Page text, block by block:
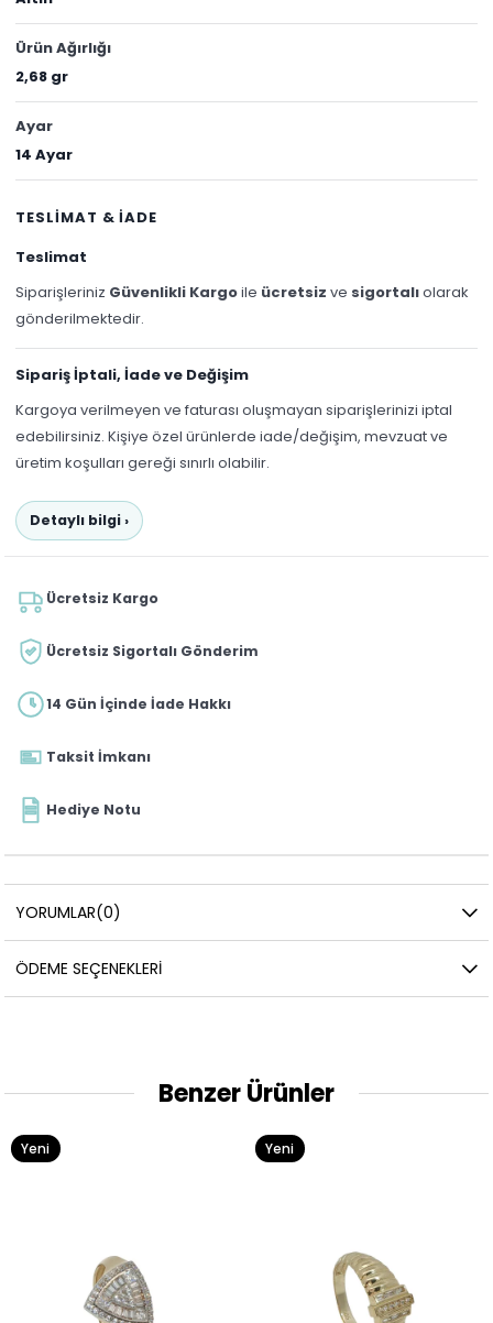
Ürün Ağırlığı
2,68 gr
Ayar
14 Ayar
TESLİMAT & İADE
Teslimat
Siparişleriniz Güvenlikli Kargoile ücretsiz ve sigortalıolarak
gönderilmektedir.
Sipariş İptali, İade ve Değişim
Kargoya verilmeyen ve faturası oluşmayan siparişlerinizi iptal
edebilirsiniz. Kişiye özel ürünlerde iade/değişim, mevzuat ve
üretim koşulları gereği sınırlı olabilir.
Detaylı bilgi ›
Ücretsiz Kargo
Ücretsiz Sigortalı Gönderim
14 Gün İçinde İade Hakkı
Taksit İmkanı
Hediye Notu
YORUMLAR(0)
ÖDEME SEÇENEKLERI
Benzer Ürünler